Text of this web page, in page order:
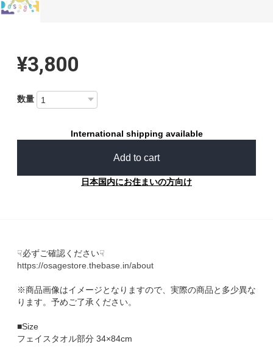
¥3,800
数量
International shipping available
Add to cart
日本国内にお住まいの方向け
☟必ずご確認ください☟
https://osagestore.thebase.in/about
※商品画像はイメージとなりますので、実際の商品と多少異な
ります。予めご了承ください。
■Size
フェイスタオル部分 34×84cm